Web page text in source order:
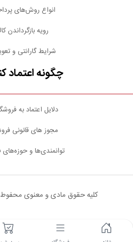
انواع روش‌های
رویه بازگرداندن
شرایط گارانتی و
چگونه اعتماد
دلایل اعتماد به
مجوز های قانونی
توانمندی‌ها و حوزه‌های
کلیه حقوق مادی و معنوی محفوط
شبکه های اجتماعی